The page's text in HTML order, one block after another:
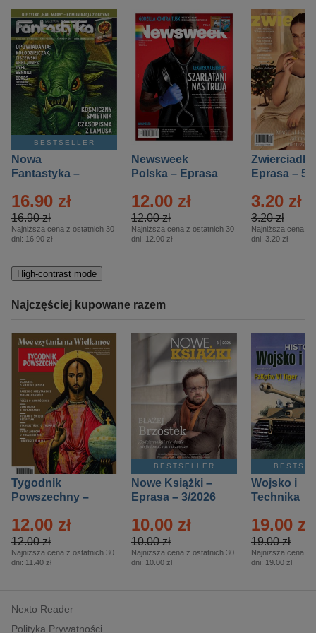
BESTSELLER
Nowa
Fantastyka –
16.90 zł
16.90 zł
Najniższa cena z ostatnich 30
dni: 16.90 zł
Newsweek
Polska – Eprasa
12.00 zł
12.00 zł
Najniższa cena z ostatnich 30
dni: 12.00 zł
Zwierciadło
Eprasa – 5/
3.20 zł
3.20 zł
Najniższa cena z
dni: 3.20 zł
High-contrast mode
Najczęściej kupowane razem
Tygodnik
Powszechny –
12.00 zł
12.00 zł
Najniższa cena z ostatnich 30
dni: 11.40 zł
BESTSELLER
Nowe Książki –
Eprasa – 3/2026
10.00 zł
10.00 zł
Najniższa cena z ostatnich 30
dni: 10.00 zł
Wojsko i
Technika
– 2/2026
19.00 zł
19.00 zł
Najniższa cena z
dni: 19.00 zł
Nexto Reader
Polityka Prywatności